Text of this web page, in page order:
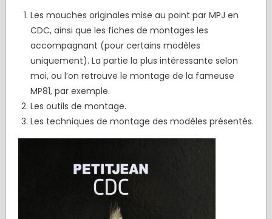
Les mouches originales mise au point par MPJ en
CDC, ainsi que les fiches de montages les
accompagnant (pour certains modèles
uniquement). La partie la plus intéressante selon
moi, ou l’on retrouve le montage de la fameuse
MP81, par exemple.
Les outils de montage.
Les techniques de montage des modèles présentés.